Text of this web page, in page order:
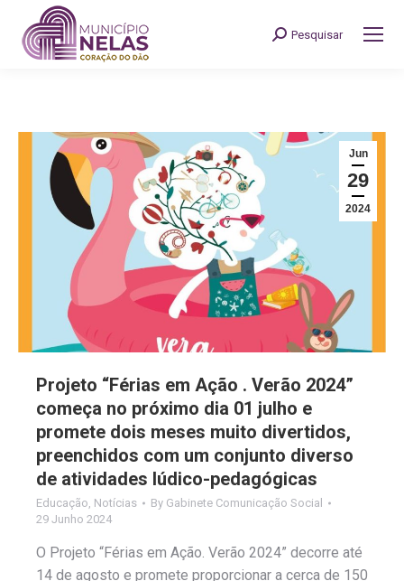
Search:
Pesquisar
Jun
29
2024
Projeto “Férias em Ação . Verão 2024”
começa no próximo dia 01 julho e
promete dois meses muito divertidos,
preenchidos com um conjunto diverso
de atividades lúdico-pedagógicas
Educação, Notícias By Gabinete Comunicação Social
29 Junho 2024
O Projeto “Férias em Ação. Verão 2024” decorre até
14 de agosto e promete proporcionar a cerca de 150